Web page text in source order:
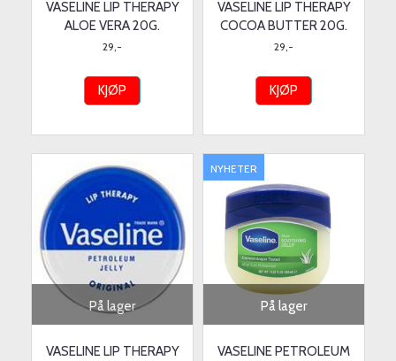
VASELINE LIP THERAPY
ALOE VERA 20G.
29,-
KJØP
VASELINE LIP THERAPY
COCOA BUTTER 20G.
29,-
KJØP
På lager
VASELINE LIP THERAPY
På lager
NYHETER
VASELINE PETROLEUM